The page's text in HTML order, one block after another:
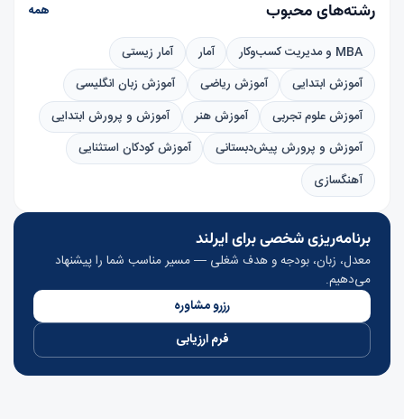
رشته‌های محبوب همه
MBA و مدیریت کسب‌وکار آمار
آمار زیستی
آموزش ابتدایی
آموزش ریاضی
آموزش زبان انگلیسی
آموزش علوم تجربی
آموزش هنر
آموزش و پرورش ابتدایی
آموزش و پرورش پیش‌دبستانی
آموزش کودکان استثنایی
آهنگسازی
برنامه‌ریزی شخصی برای ایرلند
معدل، زبان، بودجه و هدف شغلی — مسیر مناسب شما را پیشنهاد
می‌دهیم.
رزرو مشاوره
فرم ارزیابی